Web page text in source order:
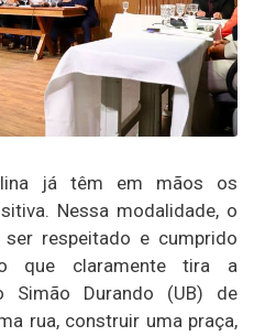
já têm em mãos os
Nessa modalidade, o
respeitado e cumprido
que claramente tira a
Simão Durando (UB) de
rua, construir uma praça,